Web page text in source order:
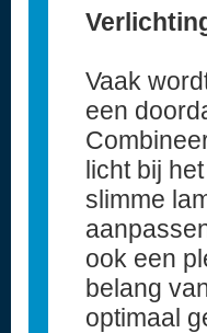
Vaak
een
licht bij
slimme
ook een
belang
optimaal